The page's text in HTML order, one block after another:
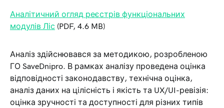
Аналітичний огляд реєстрів функціональних
модулів Ліс (PDF, 4.6 MB)
Аналіз здійснювався за методикою, розробленою
ГО SaveDnipro. В рамках аналізу проведена оцінка
відповідності законодавству, технічна оцінка,
аналіз даних на цілісність і якість та UX/UI-ревізія:
оцінка зручності та доступності для різних типів